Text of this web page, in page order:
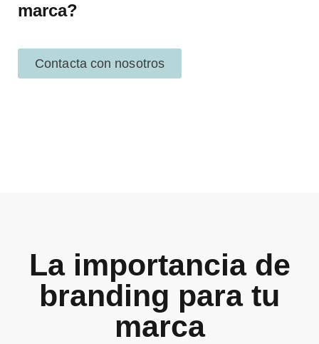
marca?​
Contacta con nosotros
La importancia de
branding para tu
marca
necesarias
web.
Experiencia
Para que